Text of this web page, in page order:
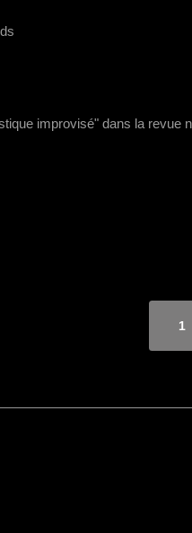
improvisé" dans la revue
1